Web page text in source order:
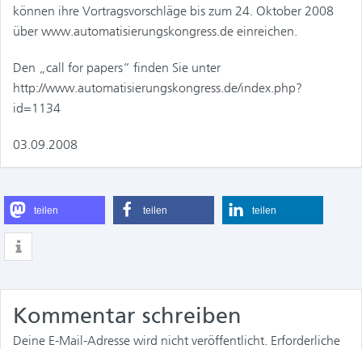
können ihre Vortragsvorschläge bis zum 24. Oktober 2008
über www.automatisierungskongress.de einreichen.
Den „call for papers“ finden Sie unter
http://www.automatisierungskongress.de/index.php?
id=1134
03.09.2008
teilen teilen teilen
Kommentar schreiben
Deine E-Mail-Adresse wird nicht veröffentlicht. Erforderliche